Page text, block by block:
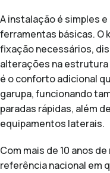
A instalação é simples
ferramentas básicas. O
fixação necessários,
alterações na
é o conforto adicional
garupa, funcionando
paradas rápidas, além
equipamentos laterais.
Com mais de 10 anos
referência nacional em